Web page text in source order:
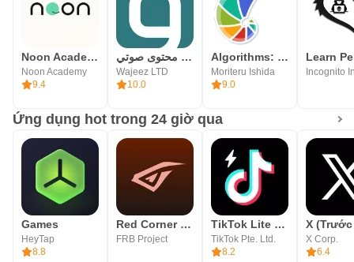
Noon Academy
Noon Academy
9.4
وجيز: أكبر مكتبة محتوى صوتي
Wajeez LTD
10.0
Algorithms: Explained and Anim
Moriteru Ishida
9.0
Ứng dụng hot trong 24 giờ qua
Games
HeyTap
8.8
Red Corner - Game Space
FRB Project
TikTok Lite - Faster TikTok
TikTok Pte. Ltd.
8.2
X Corp.
6.4